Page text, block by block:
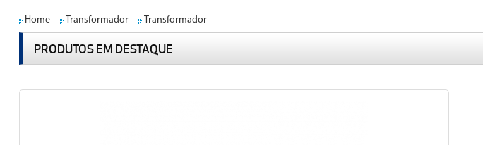
Home Transformador Transformador
PRODUTOS EM DESTAQUE